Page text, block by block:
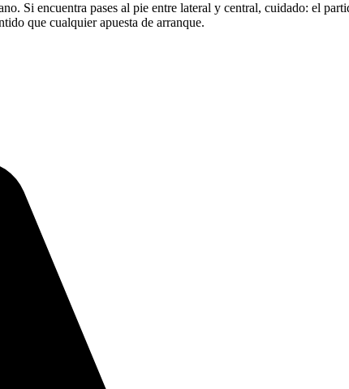
Si encuentra pases al pie entre lateral y central, cuidado: el
que cualquier apuesta de arranque.